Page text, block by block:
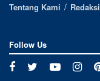
Tentang Kami
Redaksi
Follow Us